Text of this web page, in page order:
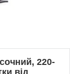
220-
від